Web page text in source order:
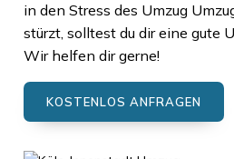
in den Stress des Umzug
stürzt, solltest du dir eine gute
Wir helfen dir gerne!
KOSTENLOS ANFRAGEN